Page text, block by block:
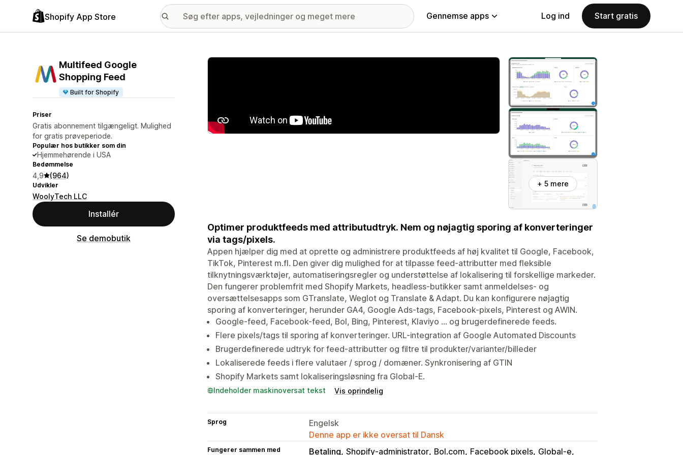
Shopify App Store Gennemse apps Log ind Start gratis
Multifeed Google
Shopping Feed
Built for Shopify
Priser
Gratis abonnement tilgængeligt. Mulighed
for gratis prøveperiode.
Populær hos butikker som din
Hjemmehørende i USA
Bedømmelse
4,9 (964)
Udvikler
WoolyTech LLC
Installér
Se demobutik
Galleri med udvalgte billeder
+ 5 mere
Optimer produktfeeds med attributudtryk. Nem og nøjagtig sporing af konverteringer
via tags/pixels.
Appen hjælper dig med at oprette og administrere produktfeeds af høj kvalitet til Google, Facebook,
TikTok, Pinterest m.fl. Den giver dig mulighed for at tilpasse feed-attributter med fleksible
tilknytningsværktøjer, automatiseringsregler og understøttelse af lokalisering til forskellige markeder.
Den fungerer problemfrit med Shopify Markets, headless-butikker samt anmeldelses- og
oversættelsesapps som GTranslate, Weglot og Translate & Adapt. Du kan konfigurere nøjagtig
sporing af konverteringer, herunder GA4, Google Ads-tags, Facebook-pixels, Pinterest og AWIN.
Google-feed, Facebook-feed, Bol, Bing, Pinterest, Klaviyo ... og brugerdefinerede feeds.
Flere pixels/tags til sporing af konverteringer. URL-integration af Google Automated Discounts
Brugerdefinerede udtryk for feed-attributter og filtre til produkter/varianter/billeder
Lokaliserede feeds i flere valutaer / sprog / domæner. Synkronisering af GTIN
Shopify Markets samt lokaliseringsløsning fra Global-E.
Indeholder maskinoversat tekst Vis oprindelig
Sprog
Engelsk
Denne app er ikke oversat til Dansk
Fungerer sammen med Betaling Shopify-administrator Bol.com Facebook pixels Global-e